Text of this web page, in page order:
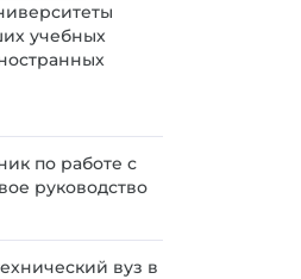
учебных
по работе с
руководство
вуз в